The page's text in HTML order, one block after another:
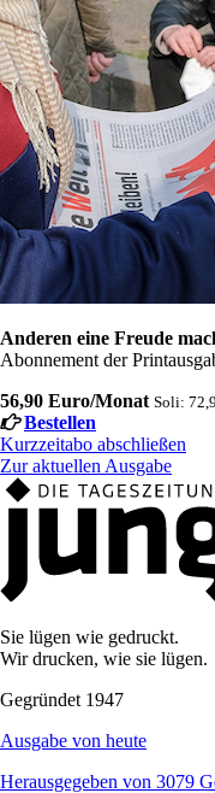
Anderen eine Freude
Abonnement der
56,90 Euro/Monat Soli:
Bestellen
Kurzzeitabo abschließen
Zur aktuellen Ausgabe
Sie lügen wie gedruckt.
Wir drucken, wie sie lügen.
Gegründet 1947
Ausgabe von heute
Herausgegeben von 3079